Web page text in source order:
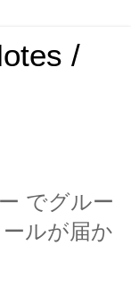
/
でグルー
ルが届か